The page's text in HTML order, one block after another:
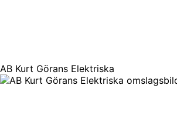
AB Kurt Görans Elektriska